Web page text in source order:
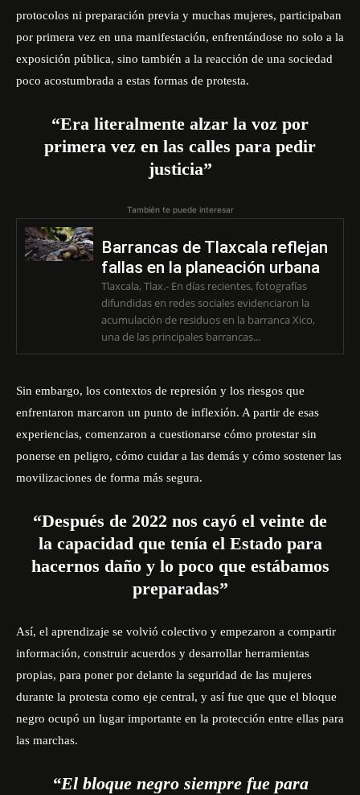
protocolos ni preparación previa y muchas mujeres, participaban
por primera vez en una manifestación, enfrentándose no solo a la
exposición pública, sino también a la reacción de una sociedad
poco acostumbrada a estas formas de protesta.
“Era literalmente alzar la voz por
primera vez en las calles para pedir
justicia”
También te puede interesar
Barrancas de Tlaxcala reflejan
fallas en la planeación urbana
Tlaxcala, Tlax.- En días recientes, fotografías
difundidas en redes sociales evidenciaron la
acumulación de residuos en la barranca Xico,
una de las principales barrancas...
Sin embargo, los contextos de represión y los riesgos que
enfrentaron marcaron un punto de inflexión. A partir de esas
experiencias, comenzaron a cuestionarse cómo protestar sin
ponerse en peligro, cómo cuidar a las demás y cómo sostener las
movilizaciones de forma más segura.
“Después de 2022 nos cayó el veinte de
la capacidad que tenía el Estado para
hacernos daño y lo poco que estábamos
preparadas”
Así, el aprendizaje se volvió colectivo y empezaron a compartir
información, construir acuerdos y desarrollar herramientas
propias, para poner por delante la seguridad de las mujeres
durante la protesta como eje central, y así fue que que el bloque
negro ocupó un lugar importante en la protección entre ellas para
las marchas.
“El bloque negro siempre fue para